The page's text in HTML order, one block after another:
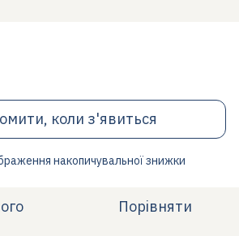
коли з'явиться
накопичувальної знижки
Порівняти